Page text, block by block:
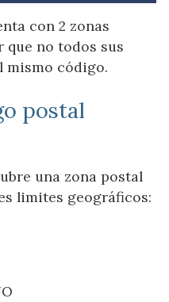
con 2 zonas
que no todos sus
mismo código.
postal
una zona postal
limites geográficos: